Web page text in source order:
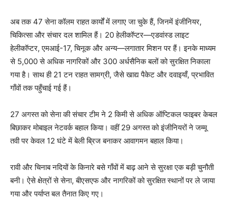
अब तक 47 सेना कॉलम राहत कार्यों में लगाए जा चुके हैं, जिनमें इंजीनियर,
चिकित्सा और संचार दल शामिल हैं। 20 हेलीकॉप्टर—एडवांस्ड लाइट
हेलीकॉप्टर, एमआई-17, चिनूक और अन्य—लगातार मिशन पर हैं। इनके माध्यम
से 5,000 से अधिक नागरिकों और 300 अर्धसैनिक बलों को सुरक्षित निकाला
गया है। साथ ही 21 टन राहत सामग्री, जैसे खाद्य पैकेट और दवाइयाँ, प्रभावित
गाँवों तक पहुँचाई गई हैं।
27 अगस्त को सेना की संचार टीम ने 2 किमी से अधिक ऑप्टिकल फाइबर केबल
बिछाकर मोबाइल नेटवर्क बहाल किया। वहीं 29 अगस्त को इंजीनियरों ने जम्मू
तवी पर केवल 12 घंटे में बेली ब्रिज बनाकर आवागमन बहाल किया।
रावी और चिनाब नदियों के किनारे बसे गाँवों में बाढ़ आने से सुरक्षा एक बड़ी चुनौती
बनी। ऐसे क्षेत्रों से सेना, बीएसएफ और नागरिकों को सुरक्षित स्थानों पर ले जाया
गया और पर्याप्त बल तैनात किए गए।